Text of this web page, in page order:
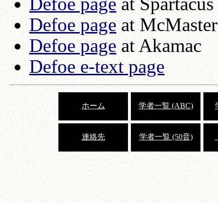
Defoe pageat McMaster
Defoe pageat Akamac
Defoe e-text page
ホーム 学者一覧 (ABC)
連絡先 学者一覧 (50音)